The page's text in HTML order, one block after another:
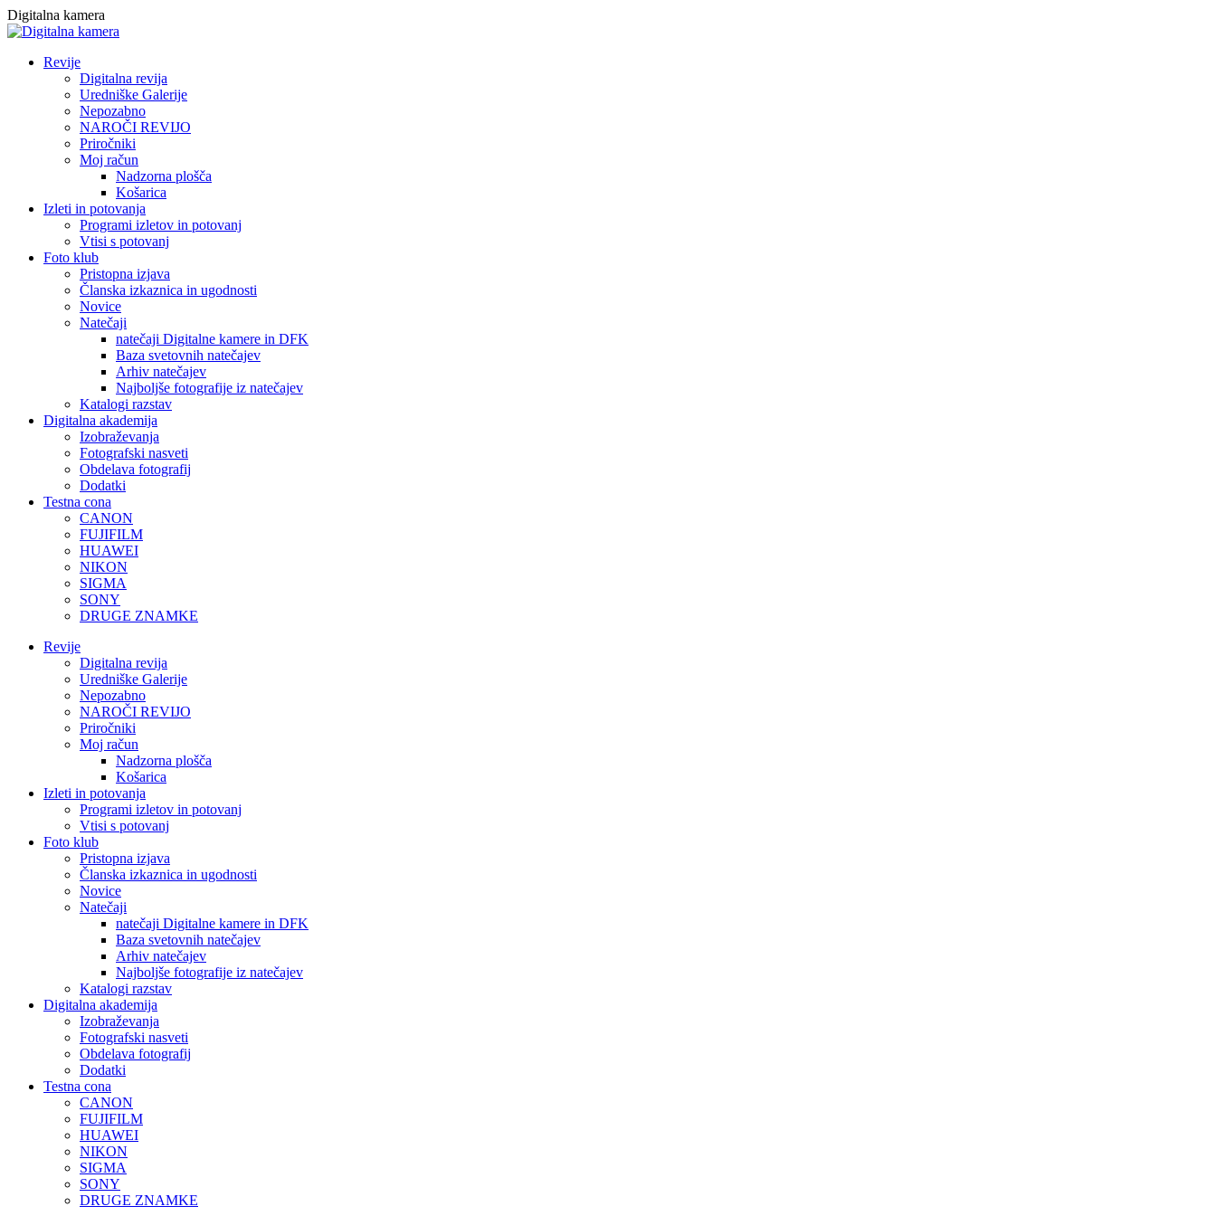
Skip
to
Digitalna kamera
Revije
Digitalna revija
Uredniške Galerije
Nepozabno
NAROČI REVIJO
Priročniki
Moj račun
Nadzorna plošča
Košarica
Izleti in potovanja
Programi izletov in potovanj
Vtisi s potovanj
Foto klub
Pristopna izjava
Članska izkaznica in ugodnosti
Novice
Natečaji
natečaji Digitalne kamere in DFK
Baza svetovnih natečajev
Arhiv natečajev
Najboljše fotografije iz natečajev
Katalogi razstav
Digitalna akademija
Izobraževanja
Fotografski nasveti
Obdelava fotografij
Dodatki
Testna cona
CANON
FUJIFILM
HUAWEI
NIKON
SIGMA
SONY
DRUGE ZNAMKE
Revije
Digitalna revija
Uredniške Galerije
Nepozabno
NAROČI REVIJO
Priročniki
Moj račun
Nadzorna plošča
Košarica
Izleti in potovanja
Programi izletov in potovanj
Vtisi s potovanj
Foto klub
Pristopna izjava
Članska izkaznica in ugodnosti
Novice
Natečaji
natečaji Digitalne kamere in DFK
Baza svetovnih natečajev
Arhiv natečajev
Najboljše fotografije iz natečajev
Katalogi razstav
Digitalna akademija
Izobraževanja
Fotografski nasveti
Obdelava fotografij
Dodatki
Testna cona
CANON
FUJIFILM
HUAWEI
NIKON
SIGMA
SONY
DRUGE ZNAMKE